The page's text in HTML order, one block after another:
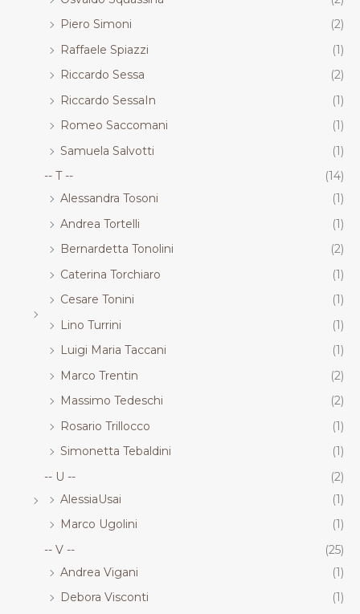
Piero Simoni
(2)
Raffaele Spiazzi
(1)
Riccardo Sessa
(2)
Riccardo SessaIn
(1)
Romeo Saccomani
(1)
Samuela Salvotti
(1)
-- T --
(14)
Alessandra Tosoni
(1)
Andrea Tortelli
(1)
Bernardetta Tonolini
(2)
Caterina Torchiaro
(1)
Cesare Tonini
(1)
Lino Turrini
(1)
Luigi Maria Taccani
(1)
Marco Trentin
(2)
Massimo Tedeschi
(2)
Rosario Trillocco
(1)
Simonetta Tebaldini
(1)
-- U --
(2)
AlessiaUsai
(1)
Marco Ugolini
(1)
-- V --
(25)
Andrea Vigani
(1)
Debora Visconti
(1)